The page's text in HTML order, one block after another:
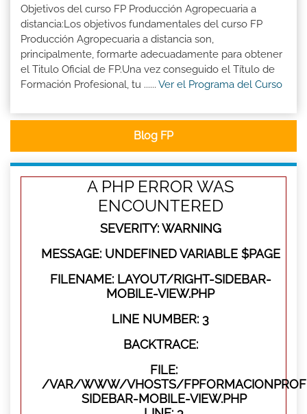
Objetivos del curso FP Producción Agropecuaria a
distancia:Los objetivos fundamentales del curso FP
Producción Agropecuaria a distancia son,
principalmente, formarte adecuadamente para obtener
el Titulo Oficial de FP.Una vez conseguido el Título de
Formación Profesional, tu ...... Ver el Programa del Curso
Blog FP
A PHP ERROR WAS
ENCOUNTERED
SEVERITY: WARNING
MESSAGE: UNDEFINED VARIABLE $PAGE
FILENAME: LAYOUT/RIGHT-SIDEBAR-
MOBILE-VIEW.PHP
LINE NUMBER: 3
BACKTRACE:
FILE:
/VAR/WWW/VHOSTS/
SIDEBAR-MOBILE-VIEW.PHP